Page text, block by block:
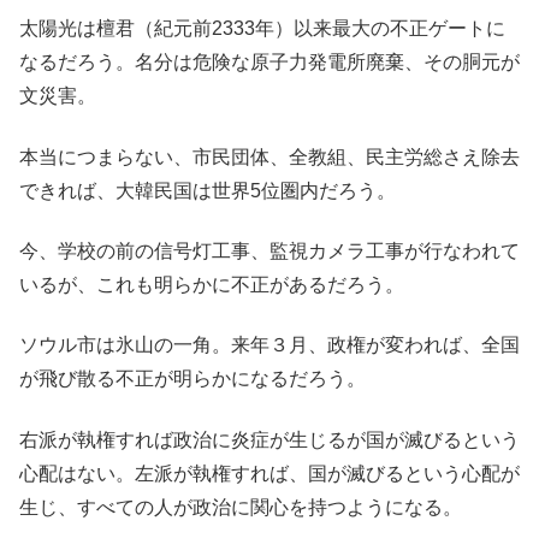
太陽光は檀君（紀元前2333年）以来最大の不正ゲートに
なるだろう。名分は危険な原子力発電所廃棄、その胴元が
文災害。
本当につまらない、市民団体、全教組、民主労総さえ除去
できれば、大韓民国は世界5位圏内だろう。
今、学校の前の信号灯工事、監視カメラ工事が行なわれて
いるが、これも明らかに不正があるだろう。
ソウル市は氷山の一角。来年３月、政権が変われば、全国
が飛び散る不正が明らかになるだろう。
右派が執権すれば政治に炎症が生じるが国が滅びるという
心配はない。左派が執権すれば、国が滅びるという心配が
生じ、すべての人が政治に関心を持つようになる。